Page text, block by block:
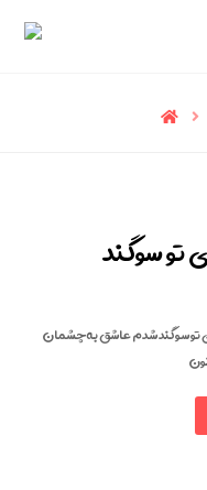
تو سوگند
تو سوگند شدم عاشق به چشمان